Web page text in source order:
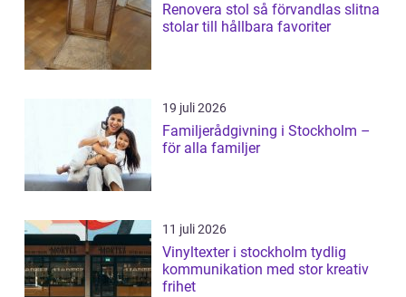
Renovera stol så förvandlas slitna
stolar till hållbara favoriter
19 juli 2026
Familjerådgivning i Stockholm –
för alla familjer
11 juli 2026
Vinyltexter i stockholm tydlig
kommunikation med stor kreativ
frihet